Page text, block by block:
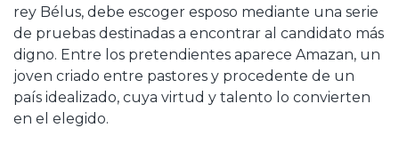
rey Bélus, debe escoger esposo mediante una serie
de pruebas destinadas a encontrar al candidato más
digno. Entre los pretendientes aparece Amazan, un
joven criado entre pastores y procedente de un
país idealizado, cuya virtud y talento lo convierten
en el elegido.